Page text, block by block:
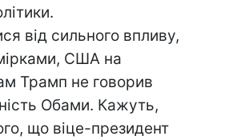
від сильного впливу,
США на
Трамп не говорив
Обами. Кажуть,
що віце-президент